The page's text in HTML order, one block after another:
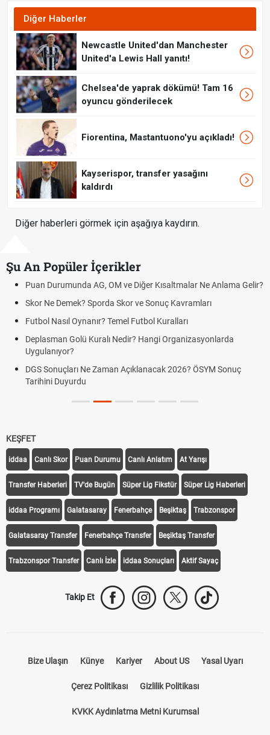
Diğer Haberler
Newcastle United'dan Manchester
United'a Lewis Hall yanıtı!
Chelsea'de yaprak dökümü! Tam 16
oyuncu gönderilecek
Fiorentina, Mastantuono'yu açıkladı!
Kayserispor, transfer yasağını
kaldırdı
Diğer haberleri görmek için aşağıya kaydırın.
Şu An Popüler İçerikler
Puan Durumunda AG, OM ve Diğer Kısaltmalar Ne Anlama Gelir?
Skor Ne Demek? Sporda Skor ve Sonuç Kavramları
Futbol Nasıl Oynanır? Temel Futbol Kuralları
Deplasman Golü Kuralı Nedir? Hangi Organizasyonlarda
Uygulanıyor?
DGS Sonuçları Ne Zaman Açıklanacak 2026? ÖSYM Sonuç
Tarihini Duyurdu
KEŞFET
iddaa Canlı Skor Puan Durumu Canlı Anlatım At Yarışı
Transfer Haberleri TV'de Bugün Süper Lig Fikstür Süper Lig Haberleri
iddaa Programı Galatasaray Fenerbahçe Beşiktaş Trabzonspor
Galatasaray Transfer Fenerbahçe Transfer Beşiktaş Transfer
Trabzonspor Transfer Canlı İzle iddaa Sonuçları Aktif Sayaç
Takip Et
Bize Ulaşın Künye Kariyer About US Yasal Uyarı
Çerez Politikası Gizlilik Politikası
KVKK Aydınlatma Metni Kurumsal